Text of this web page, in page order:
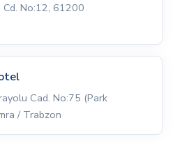
Cd. No:12, 61200
Cad. No:75 (Park
/ Trabzon